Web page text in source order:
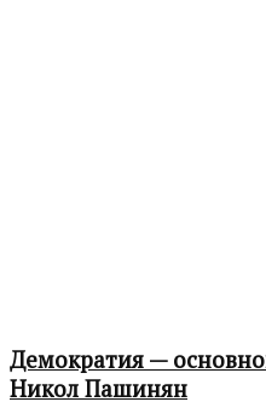
Демократия —
Никол Пашинян